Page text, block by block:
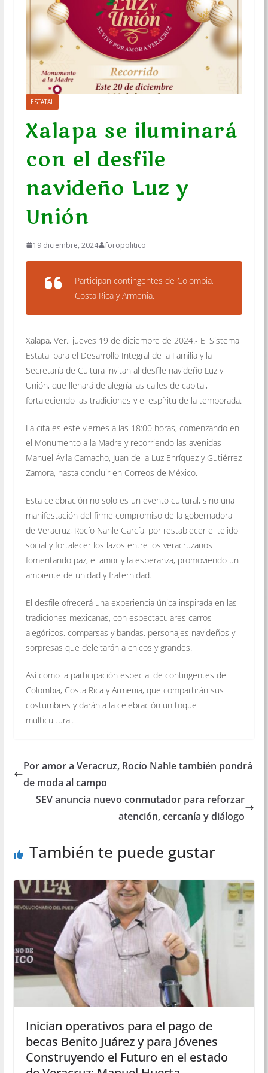
ESTATAL
Xalapa se iluminará
con el desfile
navideño Luz y
Unión
19 diciembre, 2024 foropolitico
Participan contingentes de Colombia,
Costa Rica y Armenia.
Xalapa, Ver., jueves 19 de diciembre de 2024.- El Sistema
Estatal para el Desarrollo Integral de la Familia y la
Secretaría de Cultura invitan al desfile navideño Luz y
Unión, que llenará de alegría las calles de capital,
fortaleciendo las tradiciones y el espíritu de la temporada.
La cita es este viernes a las 18:00 horas, comenzando en
el Monumento a la Madre y recorriendo las avenidas
Manuel Ávila Camacho, Juan de la Luz Enríquez y Gutiérrez
Zamora, hasta concluir en Correos de México.
Esta celebración no solo es un evento cultural, sino una
manifestación del firme compromiso de la gobernadora
de Veracruz, Rocío Nahle García, por restablecer el tejido
social y fortalecer los lazos entre los veracruzanos
fomentando paz, el amor y la esperanza, promoviendo un
ambiente de unidad y fraternidad.
El desfile ofrecerá una experiencia única inspirada en las
tradiciones mexicanas, con espectaculares carros
alegóricos, comparsas y bandas, personajes navideños y
sorpresas que deleitarán a chicos y grandes.
Así como la participación especial de contingentes de
Colombia, Costa Rica y Armenia, que compartirán sus
costumbres y darán a la celebración un toque
multicultural.
Por amor a Veracruz, Rocío Nahle también pondrá
de moda al campo
SEV anuncia nuevo conmutador para reforzar
atención, cercanía y diálogo
También te puede gustar
Inician operativos para el pago de
becas Benito Juárez y para Jóvenes
Construyendo el Futuro en el estado